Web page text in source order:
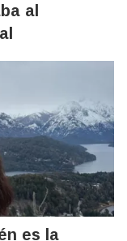
al
es la